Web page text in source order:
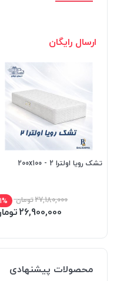
ارسال رایگان
تشک رویا اولترا 2 - 200x100
27,180,000تومان 1%
26,900,000
محصولات پیشنهادی